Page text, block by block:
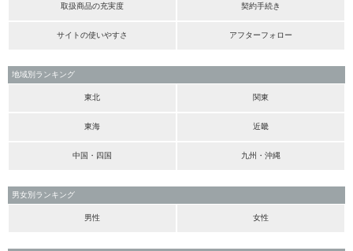
取扱商品の充実度 契約手続き
サイトの使いやすさ アフターフォロー
地域別ランキング
東北 関東
東海 近畿
中国・四国 九州・沖縄
男女別ランキング
男性 女性